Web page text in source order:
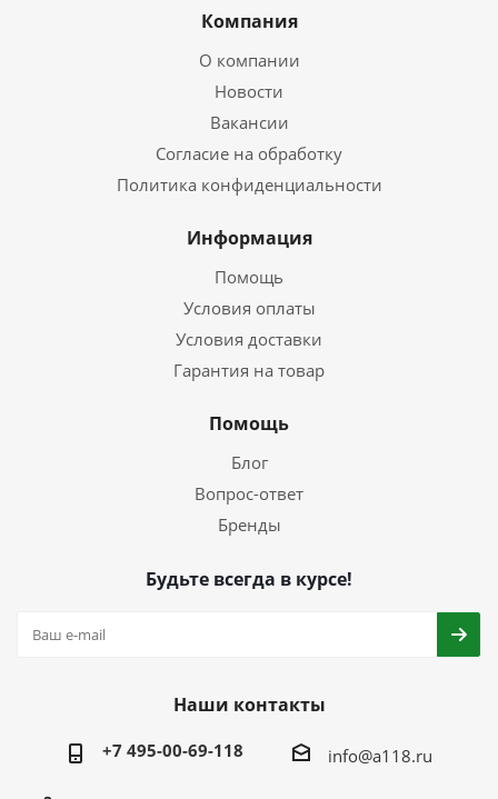
Компания
О компании
Новости
Вакансии
Согласие на обработку
Политика конфиденциальности
Информация
Помощь
Условия оплаты
Условия доставки
Гарантия на товар
Помощь
Блог
Вопрос-ответ
Бренды
Будьте всегда в курсе!
Наши контакты
+7 495-00-69-118 info@a118.ru